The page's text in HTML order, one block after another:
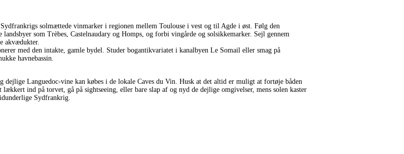
solmættede vinmarker i regionen mellem Toulouse i vest og til Agde i øst. Følg den
som Trèbes, Castelnaudary og Homps, og forbi vingårde og solsikkemarker. Sejl gennem
akvædukter.
med den intakte, gamle bydel. Studer bogantikvariatet i kanalbyen Le Somail eller smag på
havnebassin.
dejlige Languedoc-vine kan købes i de lokale Caves du Vin. Husk at det altid er muligt at fortøje båden
ind på torvet, gå på sightseeing, eller bare slap af og nyd de dejlige omgivelser, mens solen kaster
Sydfrankrig.